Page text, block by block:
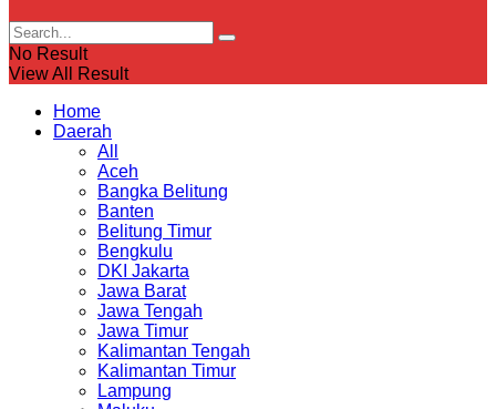
No Result
View All Result
Home
Daerah
All
Aceh
Bangka Belitung
Banten
Belitung Timur
Bengkulu
DKI Jakarta
Jawa Barat
Jawa Tengah
Jawa Timur
Kalimantan Tengah
Kalimantan Timur
Lampung